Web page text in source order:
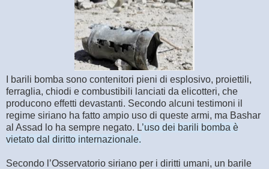
I barili bomba sono contenitori pieni di esplosivo, proiettili,
ferraglia, chiodi e combustibili lanciati da elicotteri, che
producono effetti devastanti. Secondo alcuni testimoni il
regime siriano ha fatto ampio uso di queste armi, ma Bashar
al Assad lo ha sempre negato. L’uso dei barili bomba è
vietato dal diritto internazionale.
Secondo l’Osservatorio siriano per i diritti umani, un barile